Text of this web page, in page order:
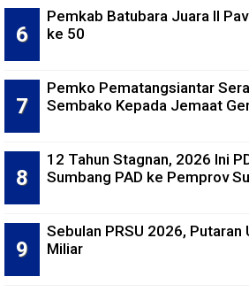
Pemkab Batubara Juara II
ke 50
Pemko Pematangsiantar
Sembako Kepada Jemaat
12 Tahun Stagnan, 2026 Ini
Sumbang PAD ke Pemprov
Sebulan PRSU 2026, Putaran
Miliar